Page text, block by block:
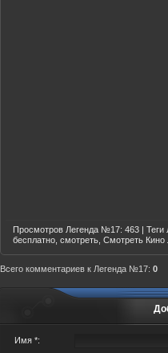
Просмотров Легенда №17: 463 | Теги
бесплатно, смотреть, Смотреть
Всего комментариев к Легенда №17: 0
Имя *: